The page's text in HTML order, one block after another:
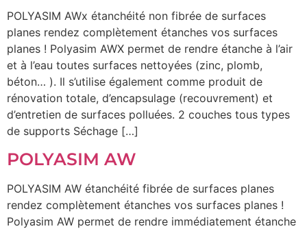
POLYASIM AWx étanchéité non fibrée de surfaces
planes rendez complètement étanches vos surfaces
planes ! Polyasim AWX permet de rendre étanche à l’air
et à l’eau toutes surfaces nettoyées (zinc, plomb,
béton… ). Il s’utilise également comme produit de
rénovation totale, d’encapsulage (recouvrement) et
d’entretien de surfaces polluées. 2 couches tous types
de supports Séchage […]
POLYASIM AW
POLYASIM AW étanchéité fibrée de surfaces planes
rendez complètement étanches vos surfaces planes !
Polyasim AW permet de rendre immédiatement étanche